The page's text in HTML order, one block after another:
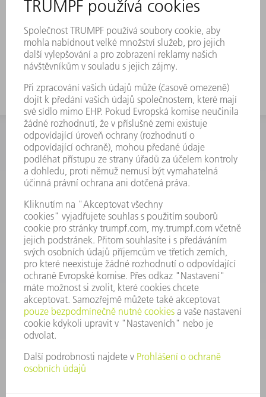
INFORMACE
Často kladené dotazy
Všeobecné obchodní podmínky
KONTAKTNÍ ÚDAJE
Náhradní díly
+420 251 106 254
Po - čt 8:00 - 17:00
Pá 8:00 - 16:00
ND@trumpf.com
KONTAKTNÍ ÚDAJE
Nástroje
+420 251 106 250
Po - pá 8:00 - 16:00
nastroje@trumpf.com